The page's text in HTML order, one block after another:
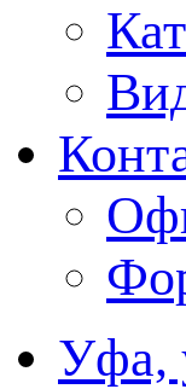
Уфа,